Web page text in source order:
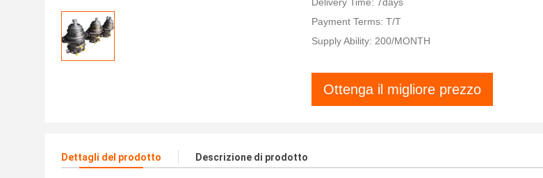
Payment Terms: T/T
Supply Ability: 200/MONTH
Ottenga il migliore prezzo
Dettagli del prodotto Descrizione di prodotto